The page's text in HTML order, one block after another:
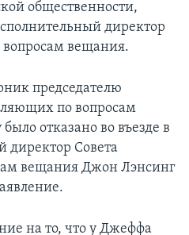
общественности,
директор
вещания.
председателю
по вопросам
отказано во въезде в
директор Совета
вещания Джон Лэнсинг
на то, что у Джеффа